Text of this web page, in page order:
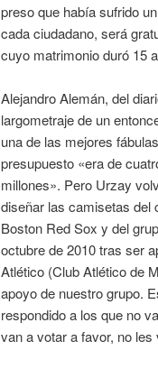
preso que había sufrido
cada ciudadano, será
cuyo matrimonio duró 15
Alejandro Alemán, del
largometraje de un
una de las mejores
presupuesto «era de
millones». Pero Urzay
diseñar las camisetas del
Boston Red Sox y del
octubre de 2010 tras ser
Atlético (Club Atlético de
apoyo de nuestro grupo.
respondido a los que no
van a votar a favor, no